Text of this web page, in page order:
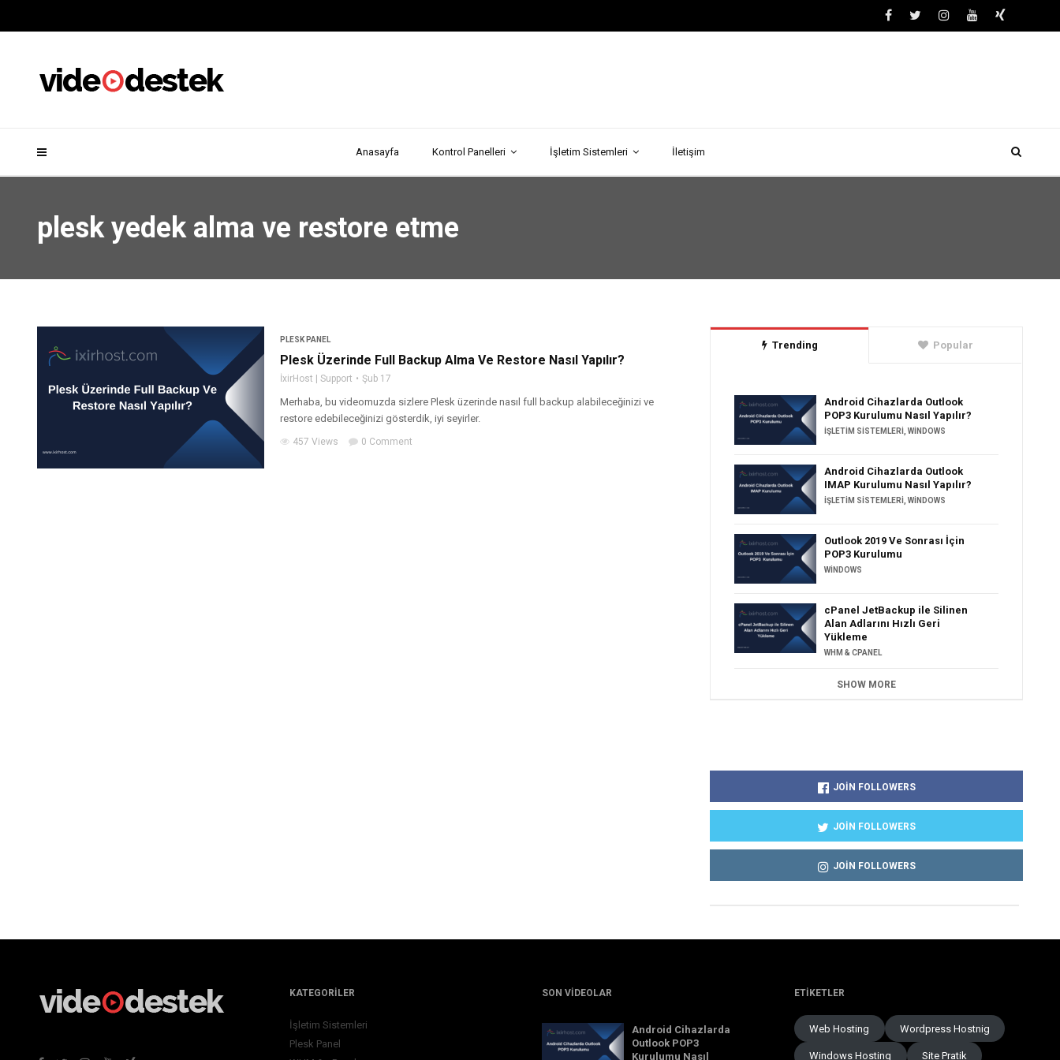
Anasayfa Kontrol Panelleri İşletim Sistemleri İletişim
plesk yedek alma ve restore etme
PLESK PANEL
Plesk Üzerinde Full Backup Alma Ve Restore Nasıl Yapılır?
İxirHost | Support Şub 17
Merhaba, bu videomuzda sizlere Plesk üzerinde nasıl full backup alabileceğinizi ve
restore edebileceğinizi gösterdik, iyi seyirler.
457 Views 0 Comment
Trending Popular
Android Cihazlarda Outlook
POP3 Kurulumu Nasıl Yapılır?
İŞLETIM SISTEMLERI ,WINDOWS
Android Cihazlarda Outlook
IMAP Kurulumu Nasıl Yapılır?
İŞLETIM SISTEMLERI ,WINDOWS
Outlook 2019 Ve Sonrası İçin
POP3 Kurulumu
WINDOWS
cPanel JetBackup ile Silinen
Alan Adlarını Hızlı Geri
Yükleme
WHM & CPANEL
SHOW MORE
JOIN FOLLOWERS
JOIN FOLLOWERS
JOIN FOLLOWERS
KATEGORILER
İşletim Sistemleri
Plesk Panel
SON VIDEOLAR
Android Cihazlarda
Outlook POP3
Kurulumu Nasıl
ETIKETLER
Web Hosting Wordpress Hostnig
Windows Hosting Site Pratik